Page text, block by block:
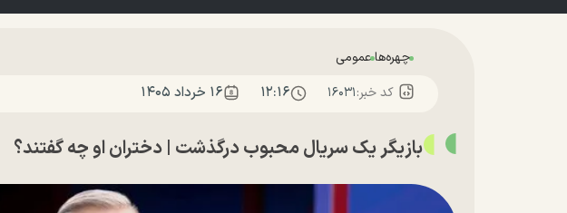
چهره‌هاعمومی
کد خبر:۱۶۰۳۱ ۱۲:۱۶ ۱۶ خرداد ۱۴۰۵
بازیگر یک سریال محبوب درگذشت | دختران او چه گفتند؟